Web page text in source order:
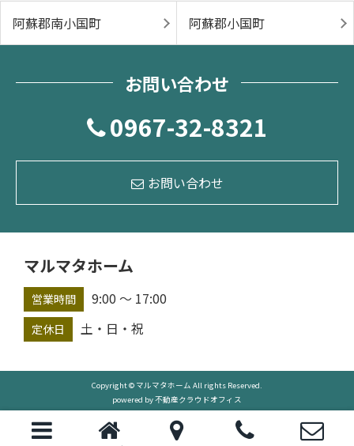
阿蘇郡南小国町
阿蘇郡小国町
お問い合わせ
0967-32-8321
お問い合わせ
マルマタホーム
営業時間 9:00 ～ 17:00
定休日 土・日・祝
Copyright © マルマタホーム All rights Reserved.
powered by 不動産クラウドオフィス